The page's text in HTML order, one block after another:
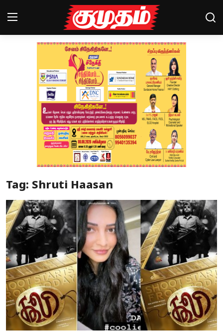
Magazines
Special Story
Business
Crime
Tamilnadu
National
World
Tag: Shruti Haasan